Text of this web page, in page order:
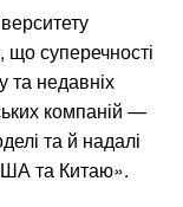
суперечності
та недавніх
компаній —
та й надалі
та Китаю».